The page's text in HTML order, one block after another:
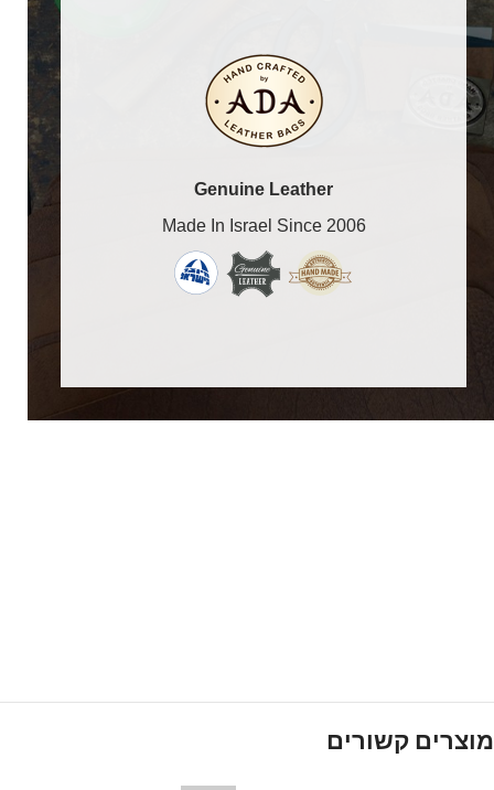
Genuine Leather
Made In Israel Since 2006
מוצרים קשורים